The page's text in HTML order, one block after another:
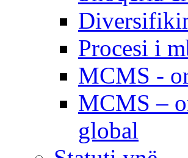
Procesi i
MCMS -
MCMS –
global